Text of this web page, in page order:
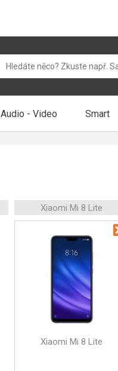
Audio - Video Smart
Xiaomi Mi 8 Lite
Xiaomi Mi 8 Lite